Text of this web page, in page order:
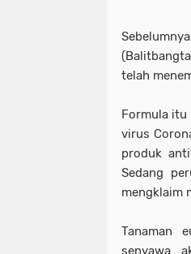
telah
Formula itu
virus
produk
Sedang
mengklaim
Tanaman
senyawa